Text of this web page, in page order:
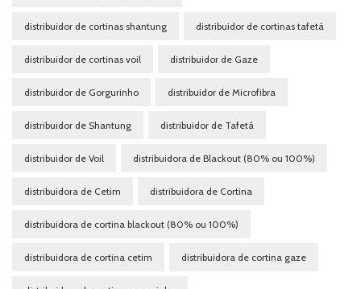
distribuidor de cortinas shantung distribuidor de cortinas tafetá
distribuidor de cortinas voil distribuidor de Gaze
distribuidor de Gorgurinho distribuidor de Microfibra
distribuidor de Shantung distribuidor de Tafetá
distribuidor de Voil distribuidora de Blackout (80% ou 100%)
distribuidora de Cetim distribuidora de Cortina
distribuidora de cortina blackout (80% ou 100%)
distribuidora de cortina cetim distribuidora de cortina gaze